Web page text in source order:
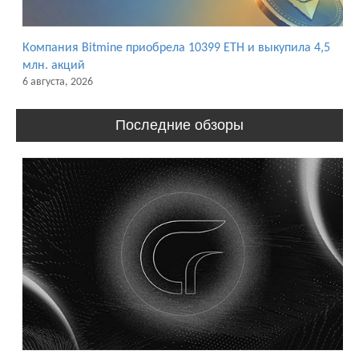
Компания Bitmine приобрела 10399 ETH и выкупила 4,5
млн. акций
6 августа, 2026
Последние обзоры